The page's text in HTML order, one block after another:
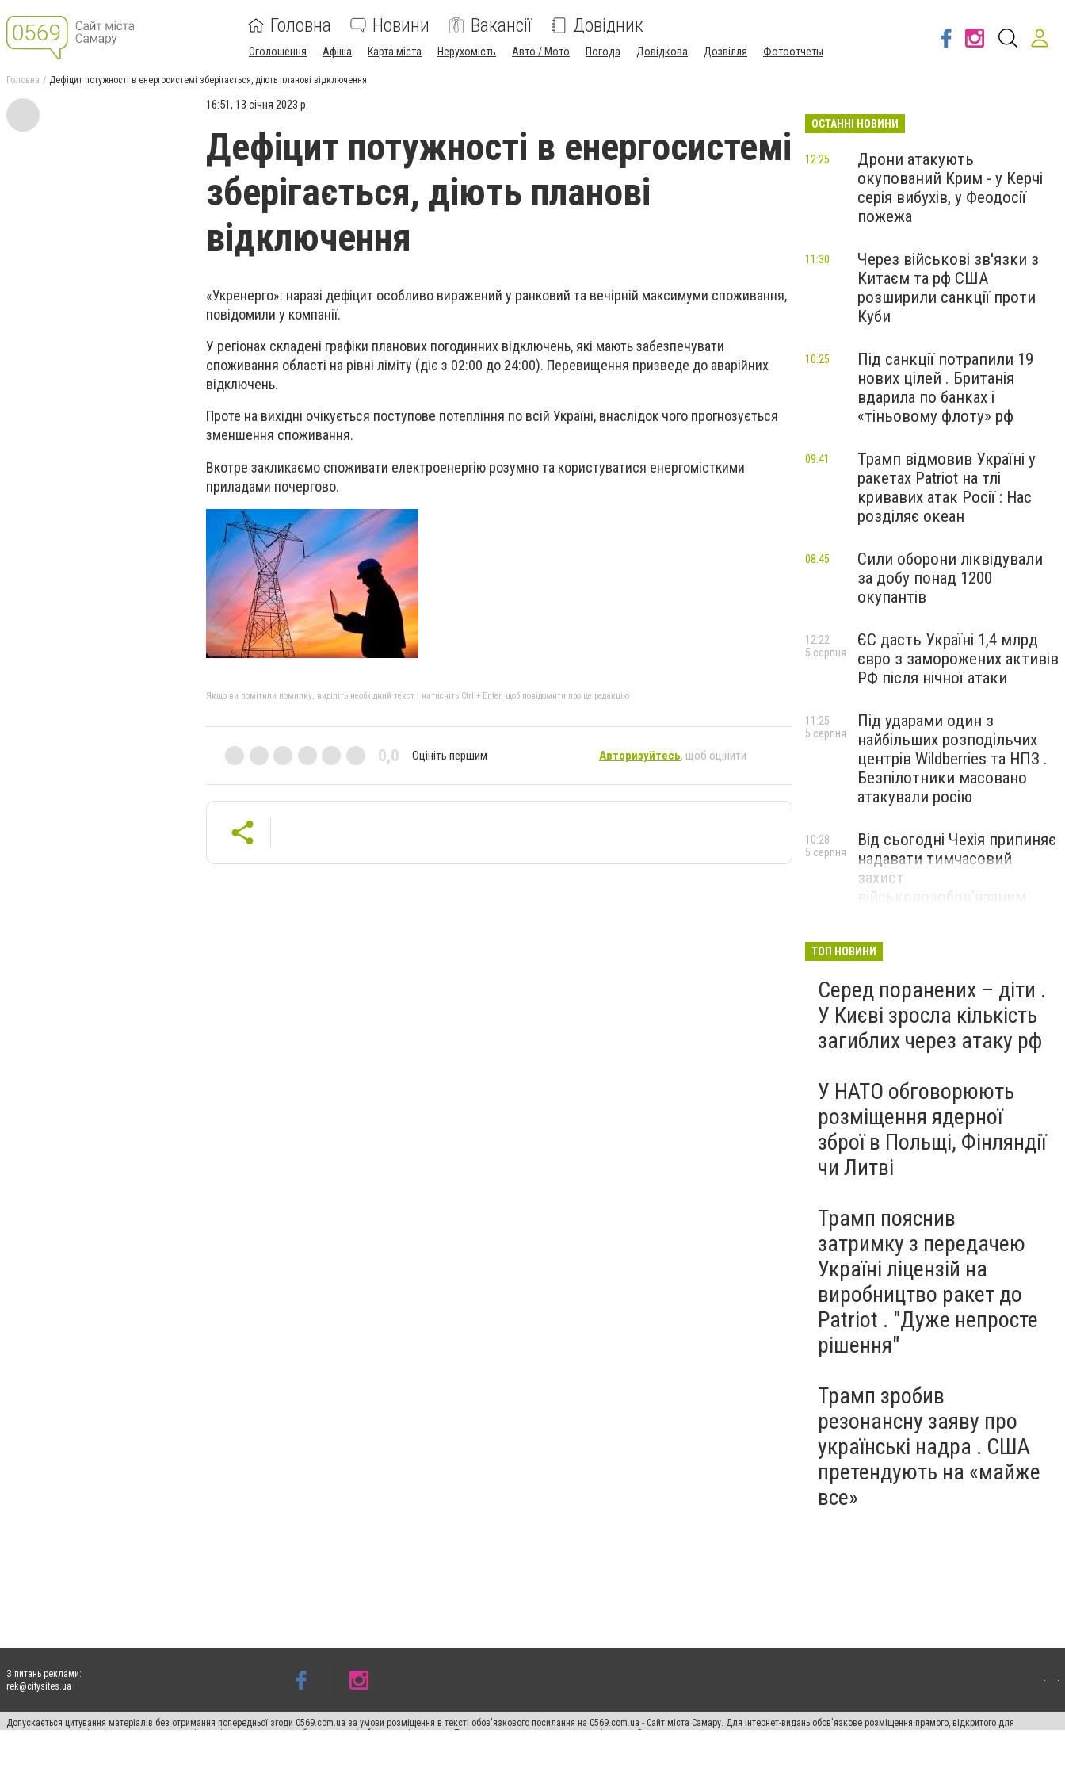
Головна Новини Вакансії Довідник
Оголошення Афіша Карта міста Нерухомість Авто / Мото Погода Довідкова Дозвілля Фотоотчеты
Головна Дефіцит потужності в енергосистемі зберігається, діють планові відключення
16:51, 13 січня 2023 р.
Дефіцит потужності в енергосистемі
зберігається, діють планові
відключення
«Укренерго»: наразі дефіцит особливо виражений у ранковий та вечірній максимуми споживання,
повідомили у компанії.
У регіонах складені графіки планових погодинних відключень, які мають забезпечувати
споживання області на рівні ліміту (діє з 02:00 до 24:00). Перевищення призведе до аварійних
відключень.
Проте на вихідні очікується поступове потепління по всій Україні, внаслідок чого прогнозується
зменшення споживання.
Вкотре закликаємо споживати електроенергію розумно та користуватися енергомісткими
приладами почергово.
Якщо ви помітили помилку, виділіть необхідний текст і натисніть Ctrl + Enter, щоб повідомити про це редакцію
0,0 Оцініть першим Авторизуйтесь, щоб оцінити
ОСТАННІ НОВИНИ
Дрони атакують
окупований Крим - у Керчі
серія вибухів, у Феодосії
пожежа
12:25
Через військові зв'язки з
Китаєм та рф США
розширили санкції проти
Куби
11:30
Під санкції потрапили 19
нових цілей . Британія
вдарила по банках і
«тіньовому флоту» рф
10:25
Трамп відмовив Україні у
ракетах Patriot на тлі
кривавих атак Росії : Нас
розділяє океан
09:41
Сили оборони ліквідували
за добу понад 1200
окупантів
08:45
ЄС дасть Україні 1,4 млрд
євро з заморожених активів
РФ після нічної атаки
12:22
5 серпня
Під ударами один з
найбільших розподільчих
центрів Wildberries та НПЗ .
Безпілотники масовано
атакували росію
11:25
5 серпня
Від сьогодні Чехія припиняє
надавати тимчасовий
захист
військовозобов’язаним
10:28
5 серпня
ТОП НОВИНИ
Серед поранених – діти .
У Києві зросла кількість
загиблих через атаку рф
У НАТО обговорюють
розміщення ядерної
зброї в Польщі, Фінляндії
чи Литві
Трамп пояснив
затримку з передачею
Україні ліцензій на
виробництво ракет до
Patriot . "Дуже непросте
рішення"
Трамп зробив
резонансну заяву про
українські надра . США
претендують на «майже
все»
З питань реклами:
rek@citysites.ua
Допускається цитування матеріалів без отримання попередньої згоди 0569.com.ua за умови розміщення в тексті обов'язкового посилання на 0569.com.ua - Сайт міста Самару. Для інтернет-видань обов'язкове розміщення прямого, відкритого для
пошукових систем гіперпосилання на цитовані статті не нижче другого абзацу в тексті або в якості джерела. Порушення виняткових прав переслідується Законом.